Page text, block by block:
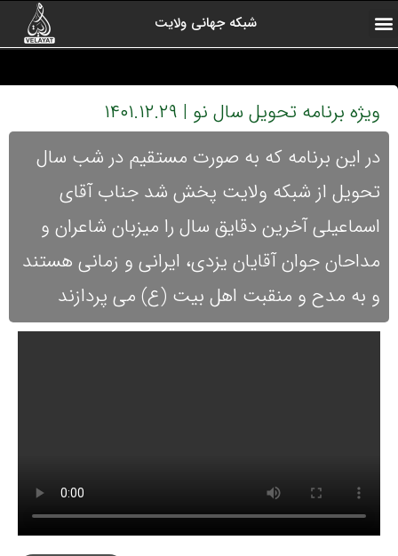
شبکه جهانی ولایت
ویژه برنامه تحویل سال نو | ۱۴۰۱.۱۲.۲۹
در این برنامه که به صورت مستقیم در شب سال
تحویل از شبکه ولایت پخش شد جناب آقای
اسماعیلی آخرین دقایق سال را میزبان شاعران و
مداحان جوان آقایان یزدی، ایرانی و زمانی هستند
و به مدح و منقبت اهل بیت (ع) می پردازند